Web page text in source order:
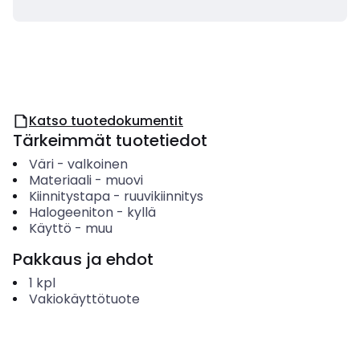
Katso tuotedokumentit
Tärkeimmät tuotetiedot
Väri- valkoinen
Materiaali- muovi
Kiinnitystapa- ruuvikiinnitys
Halogeeniton- kyllä
Käyttö - muu
Pakkaus ja ehdot
1 kpl
Vakiokäyttötuote